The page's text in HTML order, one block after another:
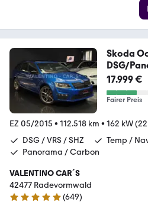
Skoda
DSG/
17.999 €
Fairer Preis
EZ 05/2015 • 112.518 km • 162 kW
DSG / VRS / SHZ
Temp /
Panorama / Carbon
VALENTINO CAR´S
42477 Radevormwald
4.9 Sterne
(649)